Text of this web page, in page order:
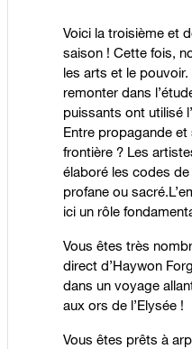
Voici la troisième et
saison ! Cette fois,
les arts et le
remonter dans
puissants ont utilisé
Entre propagande
frontière ? Les
élaboré les codes
profane ou
ici un rôle
Vous êtes très
direct d’Haywon
dans un voyage
aux ors de l’Elysée !
Vous êtes prêts à